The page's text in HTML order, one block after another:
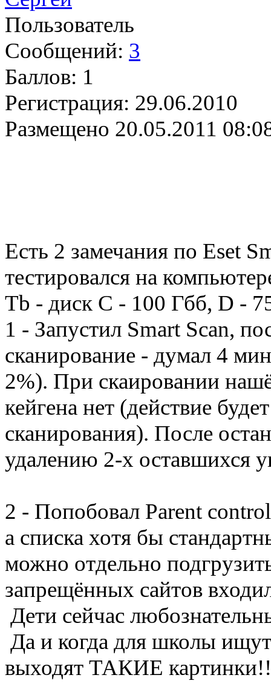
Пользователь
Сообщений: 3
Баллов: 1
Регистрация: 29.06.2010
Размещено 20.05.2011
Есть 2 замечания по Eset
тестировался на
Tb - диск С - 100 Гбб, D -
1 - Запустил Smart Scan,
сканирование - думал 4
2%). При скаировании
кейгена нет (действие
сканирования). После
удалению 2-х оставшихся
2 - Попобовал Parent
а списка хотя бы
можно отдельно
запрещённых сайтов
Дети сейчас
Да и когда для школы
выходят ТАКИЕ